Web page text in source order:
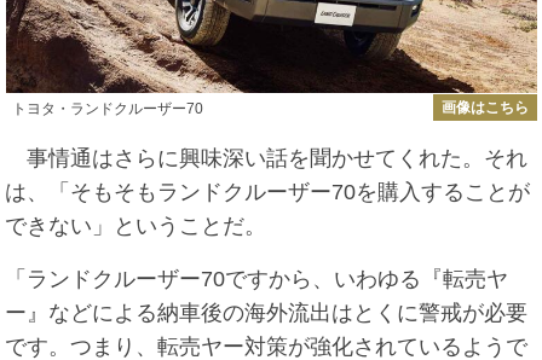
トヨタ・ランドクルーザー70 画像はこちら
事情通はさらに興味深い話を聞かせてくれた。それ
は、「そもそもランドクルーザー70を購入することが
できない」ということだ。
「ランドクルーザー70ですから、いわゆる『転売ヤ
ー』などによる納車後の海外流出はとくに警戒が必要
です。つまり、転売ヤー対策が強化されているようで